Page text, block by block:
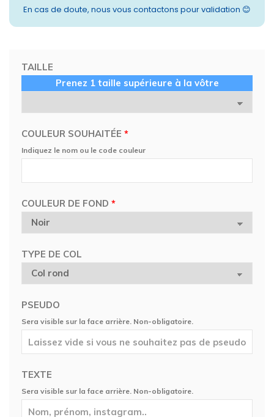
En cas de doute, nous vous contactons pour validation 😊
TAILLE
Prenez 1 taille supérieure à la vôtre
COULEUR SOUHAITÉE *
Indiquez le nom ou le code couleur
COULEUR DE FOND *
TYPE DE COL
PSEUDO
Sera visible sur la face arrière. Non-obligatoire.
TEXTE
Sera visible sur la face arrière. Non-obligatoire.